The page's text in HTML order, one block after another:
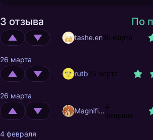
3 отзыва По
tashe.en26 марта
26 марта
rutb26 марта
26 марта
MagnificentMrFox
4
февраля
4 февраля